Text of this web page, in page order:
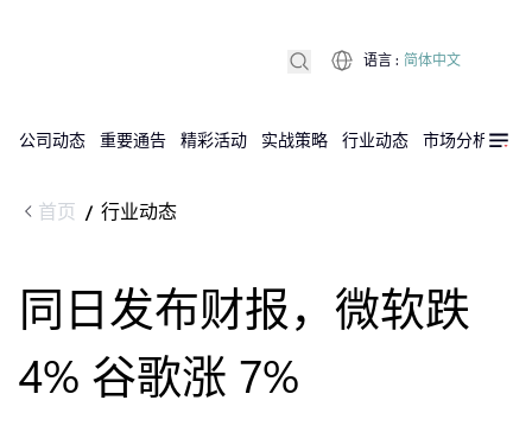
公司动态 重要通告 精彩活动 实战策略 行业动态 市场分析
语言 : 简体中文
首页 / 行业动态
同日发布财报，微软跌
4% 谷歌涨 7%